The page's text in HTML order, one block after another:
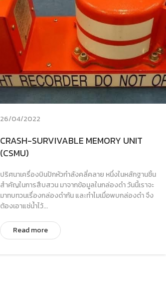
26/04/2022
CRASH-SURVIVABLE MEMORY UNIT
(CSMU)
ปริศนาเครื่องบินปักหัวกำลังคลี่คลาย หนึ่งในหลักฐานชิ้น
สำคัญในการสืบสวน มาจากข้อมูลในกล่องดำ วันนี้เราจะ
มาทบทวนเรื่องกล่องดำกัน และทำไมเมื่อพบกล่องดำ จึง
ต้องเอาแช่น้ำไว้...
Read more